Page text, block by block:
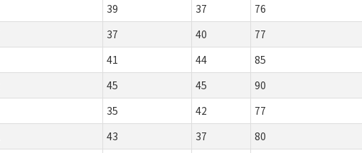
39 37
76
37 40
77
41 44
85
45 45
90
35 42
77
43 37
80